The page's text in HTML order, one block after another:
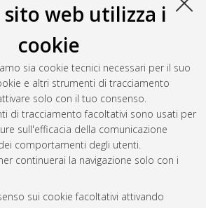
sito web utilizza i
cookie
sia cookie tecnici necessari per il suo
e altri strumenti di tracciamento
solo con il tuo consenso.
di tracciamento facoltativi sono usati per
sull'efficacia della comunicazione
comportamenti degli utenti.
continuerai la navigazione solo con i
sui cookie facoltativi attivando
methods for evaluating the
of olive oils
Università di Bologna. Dottorato di
degli alimenti, 25 Ciclo. DOI
5356.
generata il Thu Aug 6 20:41:02 2026